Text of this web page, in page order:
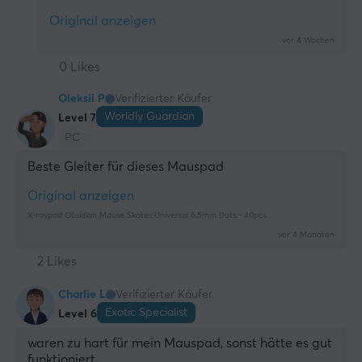
Original anzeigen
vor 4 Wochen
0 Likes
Oleksii P
Verifizierter Käufer
Level 7
Worldly Guardian
PC
Beste Gleiter für dieses Mauspad
Original anzeigen
X-raypad Obsidian Mouse Skates Universal 6.5mm Dots - 40pcs
vor 4 Monaten
2 Likes
Charlie L
Verifizierter Käufer
Level 6
Exotic Specialist
waren zu hart für mein Mauspad, sonst hätte es gut